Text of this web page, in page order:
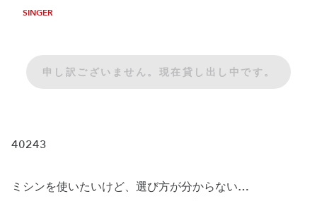
SINGER
申し訳ございません。現在貸し出し中です。
40243
ミシンを使いたいけど、選び方が分からない…